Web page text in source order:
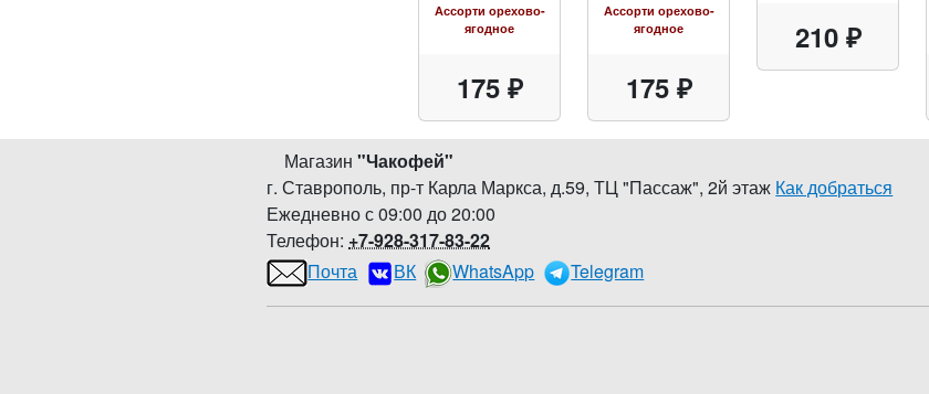
Ассорти орехово-
ягодное
175 ₽
Ассорти орехово-
ягодное
175 ₽
210 ₽
Магазин"Чакофей"
г. Ставрополь, пр-т Карла Маркса, д.59,ТЦ "Пассаж", 2й этаж Как добраться
Ежедневно с 09:00 до 20:00
Телефон: +7-928-317-83-22
Почта
ВК WhatsApp Telegram